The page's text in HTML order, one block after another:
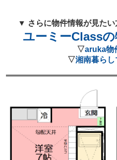
▼ さらに物件情報が見た
ユーミーClass
▽aruka物
▽湘南暮らし